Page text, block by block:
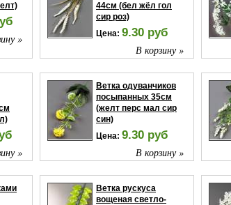
»
44см (бел жёл гол
сир роз)
Цена: 9.30 руб
В корзину »
»
Ветка одуванчиков
посыпанных 35см
(желт перс мал сир
син)
Цена: 9.30 руб
В корзину »
Ветка рускуса
вощеная светло-